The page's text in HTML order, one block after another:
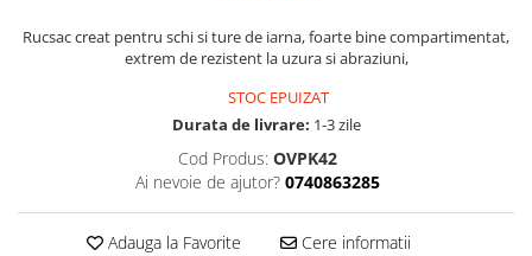
Rucsac creat pentru schi si ture de iarna, foarte bine compartimentat,
extrem de rezistent la uzura si abraziuni,
STOC EPUIZAT
Durata de livrare: 1-3 zile
Cod Produs: OVPK42
Ai nevoie de ajutor? 0740863285
Adauga la Favorite Cere informatii